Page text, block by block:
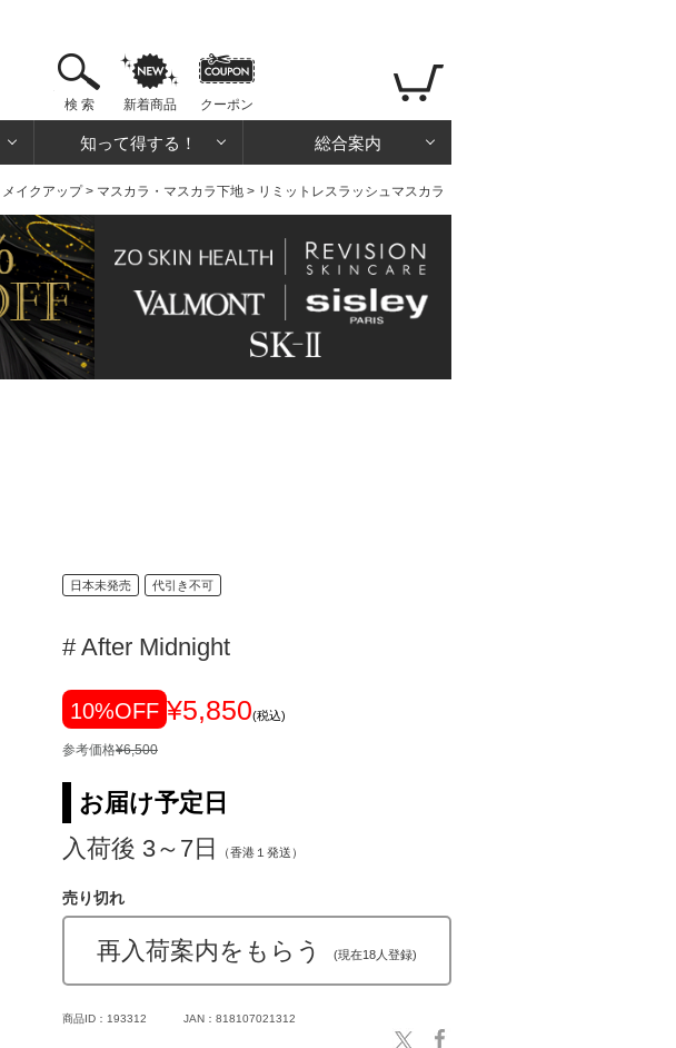
検 索 新着商品 クーポン
知って得する！ 総合案内
メイクアップ> マスカラ・マスカラ下地 > リミットレスラッシュマスカラ
日本未発売 代引き不可
# After Midnight
10%OFF ¥5,850(税込)
参考価格¥6,500
お届け予定日
入荷後 3～7日
（香港１発送）
売り切れ
再入荷案内をもらう (現在18人登録)
商品ID：193312 JAN：818107021312